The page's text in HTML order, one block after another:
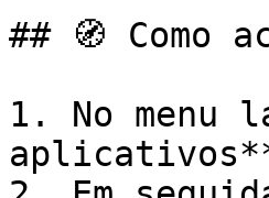
## 🧭 Como
1. No menu